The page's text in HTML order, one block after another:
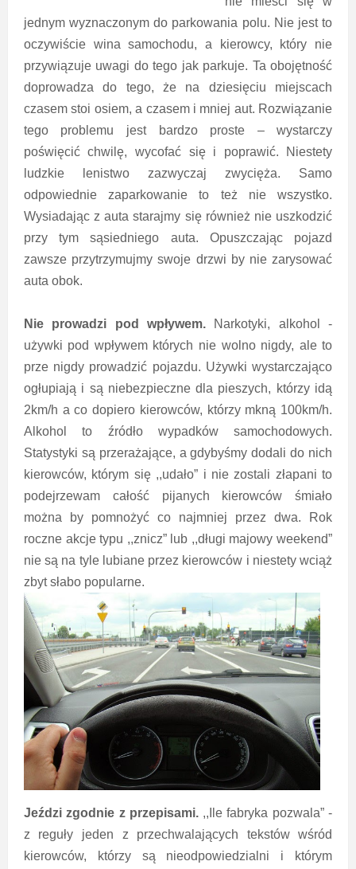
jednym wyznaczonym do parkowania polu. Nie jest to
oczywiście wina samochodu, a kierowcy, który nie
przywiązuje uwagi do tego jak parkuje. Ta obojętność
doprowadza do tego, że na dziesięciu miejscach
czasem stoi osiem, a czasem i mniej aut. Rozwiązanie
tego problemu jest bardzo proste – wystarczy
poświęcić chwilę, wycofać się i poprawić. Niestety
ludzkie lenistwo zazwyczaj zwycięża. Samo
odpowiednie zaparkowanie to też nie wszystko.
Wysiadając z auta starajmy się również nie uszkodzić
przy tym sąsiedniego auta. Opuszczając pojazd
zawsze przytrzymujmy swoje drzwi by nie zarysować
auta obok.
Nie prowadzi pod wpływem. Narkotyki, alkohol -
używki pod wpływem których nie wolno nigdy, ale to
prze nigdy prowadzić pojazdu. Używki wystarczająco
ogłupiają i są niebezpieczne dla pieszych, którzy idą
2km/h a co dopiero kierowców, którzy mkną 100km/h.
Alkohol to źródło wypadków samochodowych.
Statystyki są przerażające, a gdybyśmy dodali do nich
kierowców, którym się ,,udało” i nie zostali złapani to
podejrzewam całość pijanych kierowców śmiało
można by pomnożyć co najmniej przez dwa. Rok
roczne akcje typu ,,znicz” lub ,,długi majowy weekend”
nie są na tyle lubiane przez kierowców i niestety wciąż
zbyt słabo popularne.
Jeździ zgodnie z przepisami.,,Ile fabryka pozwala” -
z reguły jeden z przechwalających tekstów wśród
kierowców, którzy są nieodpowiedzialni i którym